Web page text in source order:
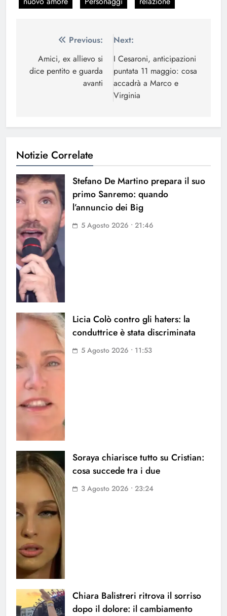
Navigazione
articoli
Previous:
Amici, ex allievo si
dice pentito e guarda
avanti
Next:
I Cesaroni, anticipazioni
puntata 11 maggio: cosa
accadrà a Marco e
Virginia
Notizie Correlate
Stefano De Martino prepara il suo
primo Sanremo: quando
l’annuncio dei Big
5 Agosto 2026 • 21:46
Licia Colò contro gli haters: la
conduttrice è stata discriminata
5 Agosto 2026 • 11:53
Soraya chiarisce tutto su Cristian:
cosa succede tra i due
3 Agosto 2026 • 23:24
Chiara Balistreri ritrova il sorriso
dopo il dolore: il cambiamento